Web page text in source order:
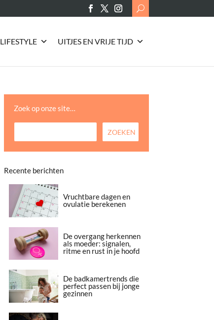
Search
for:
LIFESTYLE UITJES EN VRIJE TIJD
Zoek op onze site…
Recente berichten
Vruchtbare dagen en
ovulatie berekenen
De overgang herkennen
als moeder: signalen,
ritme en rust in je hoofd
De badkamertrends die
perfect passen bij jonge
gezinnen